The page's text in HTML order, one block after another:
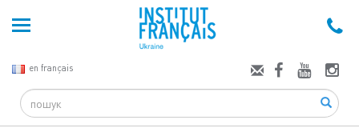
en français
Search